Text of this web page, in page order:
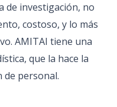
de investigación, no
costoso, y lo más
AMITAI tiene una
que la hace la
de personal.